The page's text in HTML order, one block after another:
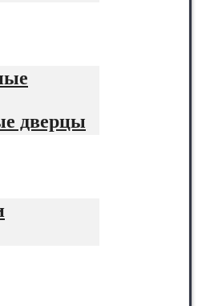
дверцы